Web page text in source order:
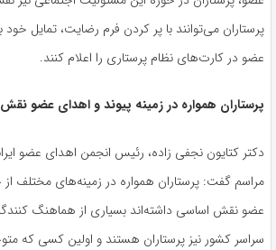
پرستاران می‌توانند با پر کردن فرم رضایت، تمایل
عضو در کارت‌های نظام پرستاری را اعلام کنند.
پرستاران همواره در زمینه‌ پیوند و اهدای عضو
دکتر کتایون نجفی زاده، رئیس انجمن اهدای عضو
مراسم گفت: پرستاران همواره در زمینه‌های مختلف از
عضو نقش اساسی داشته‌اند بسیاری از هماهنگ
سراسر کشور نیز پرستاران هستند و اولین کسی که